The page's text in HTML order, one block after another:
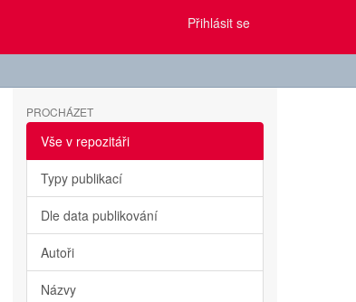
Přihlásit se
PROCHÁZET
Vše v repozitáři
Typy publikací
Dle data publikování
Autoři
Názvy